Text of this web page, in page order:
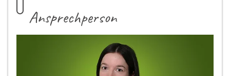
Ansprechperson